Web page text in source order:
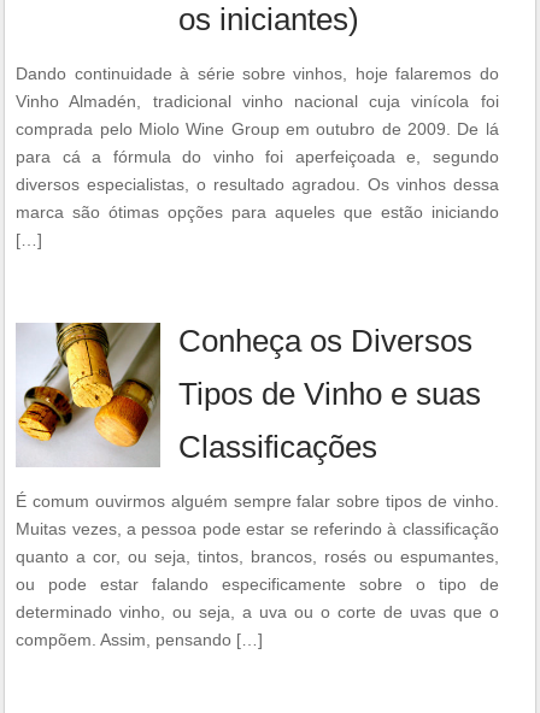
os iniciantes)
Dando continuidade à série sobre vinhos, hoje falaremos do
Vinho Almadén, tradicional vinho nacional cuja vinícola foi
comprada pelo Miolo Wine Group em outubro de 2009. De lá
para cá a fórmula do vinho foi aperfeiçoada e, segundo
diversos especialistas, o resultado agradou. Os vinhos dessa
marca são ótimas opções para aqueles que estão iniciando
[…]
Conheça os Diversos
Tipos de Vinho e suas
Classificações
É comum ouvirmos alguém sempre falar sobre tipos de vinho.
Muitas vezes, a pessoa pode estar se referindo à classificação
quanto a cor, ou seja, tintos, brancos, rosés ou espumantes,
ou pode estar falando especificamente sobre o tipo de
determinado vinho, ou seja, a uva ou o corte de uvas que o
compõem. Assim, pensando […]